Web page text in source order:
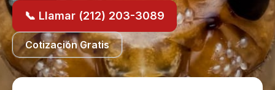
📞 Llamar (212) 203-3089
Cotización Gratis